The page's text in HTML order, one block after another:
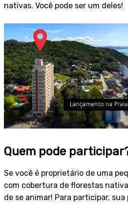
nativas. Você pode ser um deles!
Quem pode
Se você é proprietário de uma
com cobertura de florestas
de se animar! Para participar,